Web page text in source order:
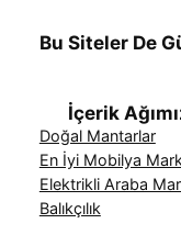
Bu Siteler De
İçerik
Doğal Mantarlar
En İyi Mobilya
Elektrikli Araba
Balıkçılık